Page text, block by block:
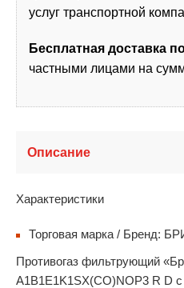
услуг транспортной
Бесплатная доставка
частными лицами на
Описание
Характеристики
Торговая марка / Бренд:
Противогаз фильтрующий
A1B1E1K1SX(CO)NOP3 R D